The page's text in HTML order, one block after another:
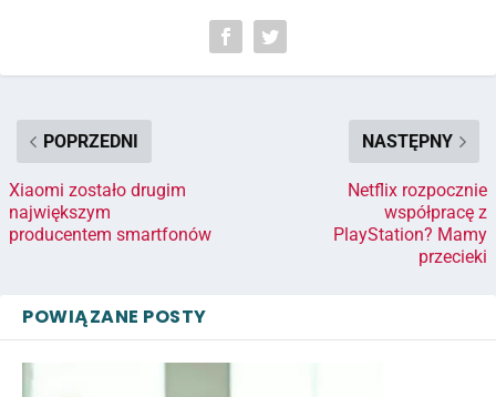
POPRZEDNI
Xiaomi zostało drugim
największym
producentem smartfonów
NASTĘPNY
Netflix rozpocznie
współpracę z
PlayStation? Mamy
przecieki
POWIĄZANE POSTY